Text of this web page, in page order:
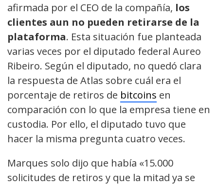
afirmada por el CEO de la compañía, los
clientes aun no pueden retirarse de la
plataforma. Esta situación fue planteada
varias veces por el diputado federal Aureo
Ribeiro. Según el diputado, no quedó clara
la respuesta de Atlas sobre cuál era el
porcentaje de retiros de bitcoins en
comparación con lo que la empresa tiene en
custodia. Por ello, el diputado tuvo que
hacer la misma pregunta cuatro veces.
Marques solo dijo que había «15.000
solicitudes de retiros y que la mitad ya se